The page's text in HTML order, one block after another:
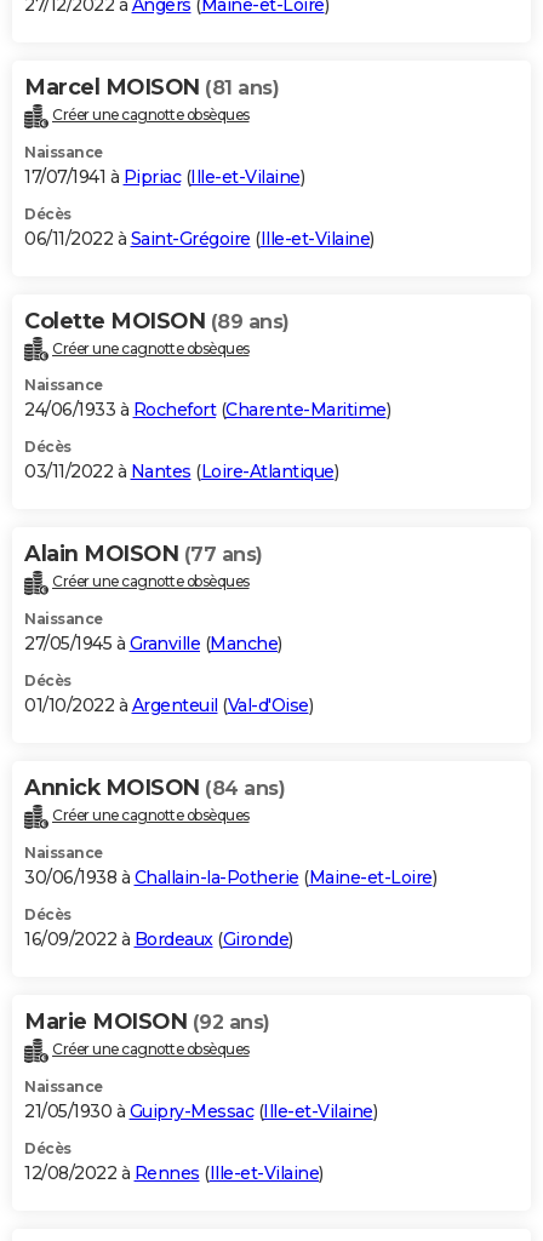
27/12/2022 à Angers (Maine-et-Loire)
Marcel MOISON (81 ans)
Créer une cagnotte obsèques
Naissance
17/07/1941 à Pipriac(Ille-et-Vilaine)
Décès
06/11/2022 à Saint-Grégoire (Ille-et-Vilaine)
Colette MOISON (89 ans)
Créer une cagnotte obsèques
Naissance
24/06/1933 à Rochefort(Charente-Maritime)
Décès
03/11/2022 à Nantes (Loire-Atlantique)
Alain MOISON (77 ans)
Créer une cagnotte obsèques
Naissance
27/05/1945 à Granville (Manche)
Décès
01/10/2022 à Argenteuil (Val-d'Oise)
Annick MOISON (84 ans)
Créer une cagnotte obsèques
Naissance
30/06/1938 à Challain-la-Potherie (Maine-et-Loire)
Décès
16/09/2022 à Bordeaux(Gironde)
Marie MOISON (92 ans)
Créer une cagnotte obsèques
Naissance
21/05/1930 à Guipry-Messac(Ille-et-Vilaine)
Décès
12/08/2022 à Rennes (Ille-et-Vilaine)